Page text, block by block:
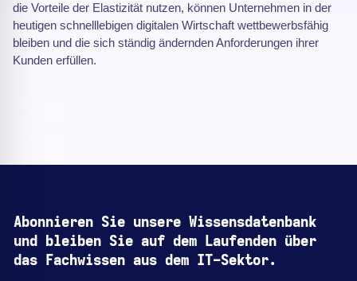
die Vorteile der Elastizität nutzen, können Unternehmen in der
heutigen schnelllebigen digitalen Wirtschaft wettbewerbsfähig
bleiben und die sich ständig ändernden Anforderungen ihrer
Kunden erfüllen.
Abonnieren Sie unsere Wissensdatenbank
und bleiben Sie auf dem Laufenden über
das Fachwissen aus dem IT-Sektor.